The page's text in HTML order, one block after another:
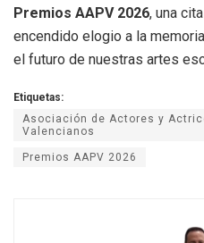
Premios AAPV 2026, una
encendido elogio a la
el futuro de nuestras artes
Etiquetas:
Asociación de Actores y
Valencianos
Premios AAPV 2026